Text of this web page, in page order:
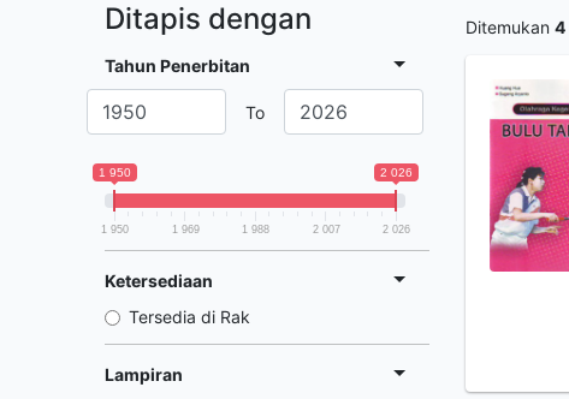
Ditapis dengan
Tahun Penerbitan
To
1 950 2 026
1 950 1 969 1 988 2 007 2 026
Ketersediaan
Tersedia di Rak
Lampiran
Ditemukan 4